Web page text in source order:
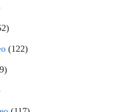
(122)